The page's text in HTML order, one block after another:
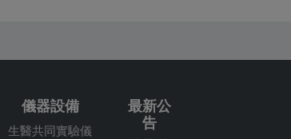
儀器設備
生醫共同實驗儀
最新公
告